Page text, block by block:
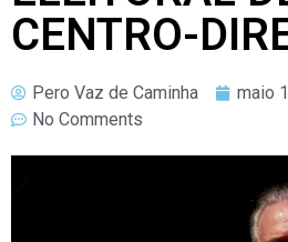
CENTRO-
Pero Vaz de Caminha maio
No Comments